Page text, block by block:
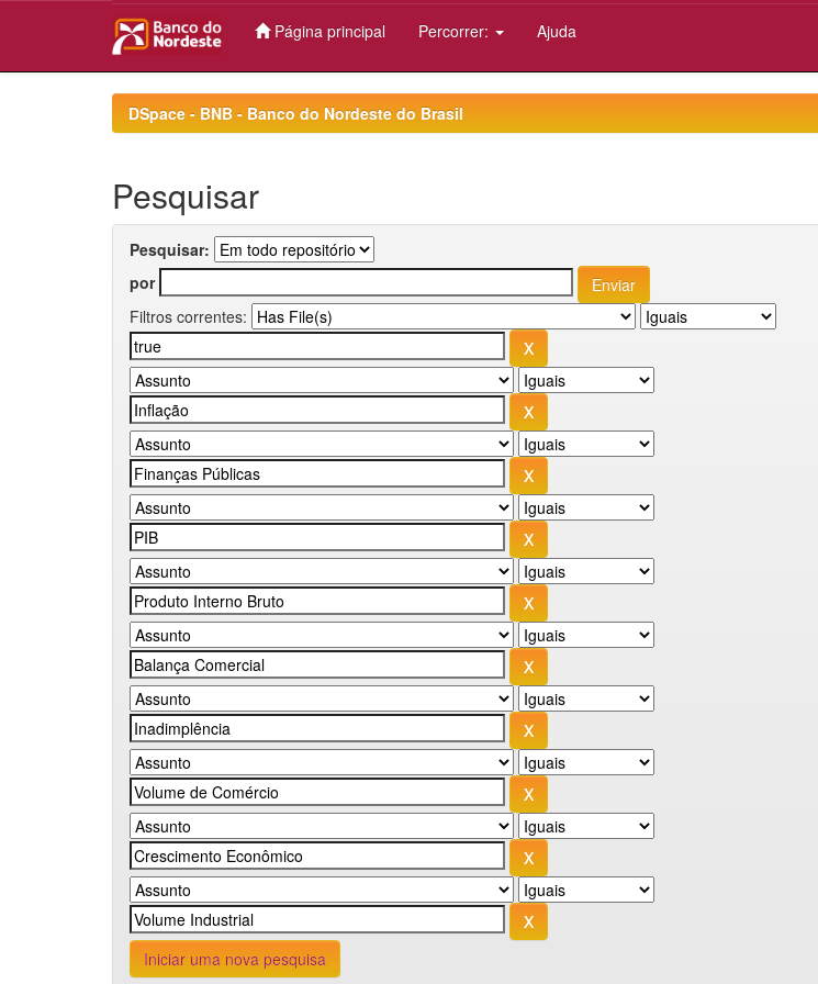
Página principal Percorrer: Ajuda
DSpace - BNB - Banco do Nordeste do Brasil
Pesquisar
Pesquisar:
por
Filtros correntes:
Iniciar uma nova pesquisa